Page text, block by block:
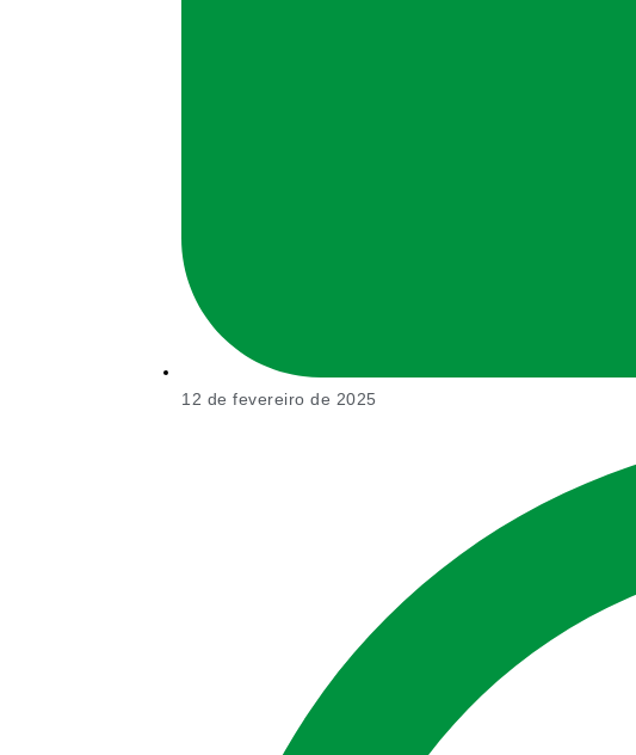
12 de fevereiro de 2025